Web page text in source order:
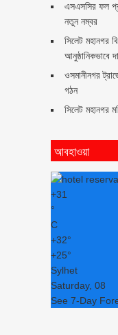
এসএসসির ফল
নতুন নম্বর
সিলেট মহানগর
আনুষ্ঠানিকভাবে
ওসমানীনগর
গঠন
সিলেট মহানগর
আবহাওয়া
+31
°
C
+32°
+25°
Sylhet
Saturday, 08
See 7-Day